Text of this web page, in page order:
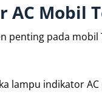
Mobil
penting pada
lampu indikator